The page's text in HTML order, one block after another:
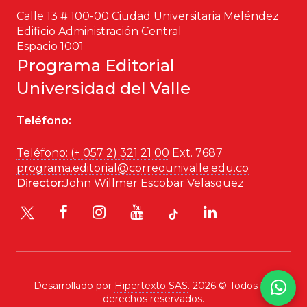
Historia
Ingeniería
Lenguas
Literatura
Matemáticas
Calle 13 # 100-00 Ciudad Universitaria Meléndez
Edificio Administración Central
Espacio 1001
Programa Editorial
Universidad del Valle
Teléfono:
Teléfono: (+ 057 2) 321 21 00 Ext. 7687
programa.editorial@correounivalle.edu.co
Director:John Willmer Escobar Velasquez
Desarrollado por Hipertexto SAS. 2026 © Todos los
derechos reservados.